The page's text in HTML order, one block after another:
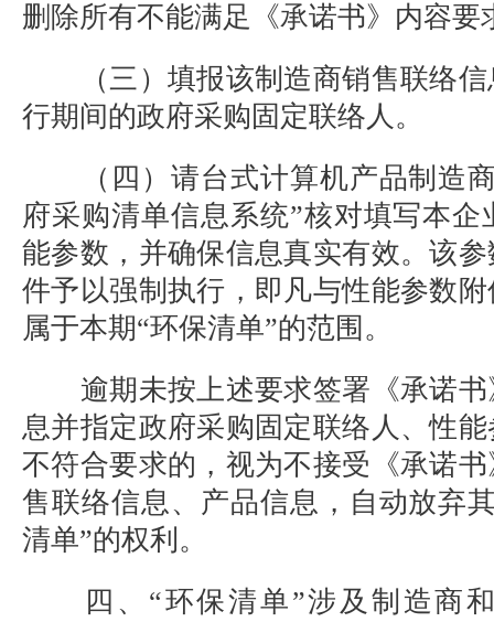
删除所有不能满足《承诺书》内容要
（三）填报该制造商销售联络信
行期间的政府采购固定联络人。
（四）请台式计算机产品制造商
府采购清单信息系统”核对填写本
能参数，并确保信息真实有效。该
件予以强制执行，即凡与性能参数
属于本期“环保清单”的范围。
逾期未按上述要求签署《承诺书
息并指定政府采购固定联络人、性
不符合要求的，视为不接受《承诺
售联络信息、产品信息，自动放弃
清单”的权利。
四、“环保清单”涉及制造商和